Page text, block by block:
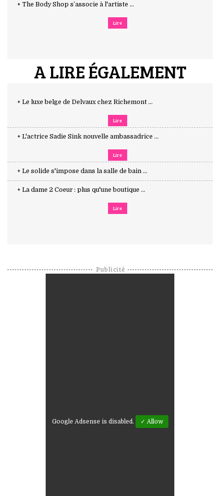
+ The Body Shop s’associe à l'artiste ...
Lire
A LIRE ÉGALEMENT
+ Le luxe belge de Delvaux chez Richemont ...
Lire
+ L'actrice Sadie Sink nouvelle ambassadrice ...
Lire
+ Le solide s'impose dans la salle de bain ...
+ La dame 2 Coeur : plus qu'une boutique ...
Lire
Publicité
Google Adsense is disabled. ✓ Allow